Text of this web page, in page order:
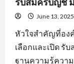
June 13, 2025
หัวใจสำคัญที่อง
เลือกและเปิด
ฐานความรู้ควา